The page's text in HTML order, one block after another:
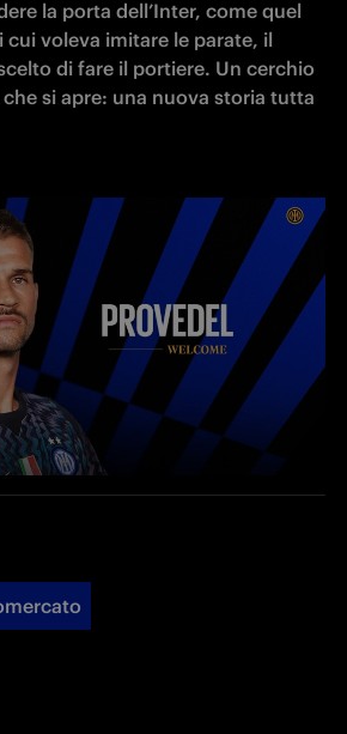
la porta dell’Inter, come quel
cui voleva imitare le parate, il
di fare il portiere. Un cerchio
si apre: una nuova storia tutta